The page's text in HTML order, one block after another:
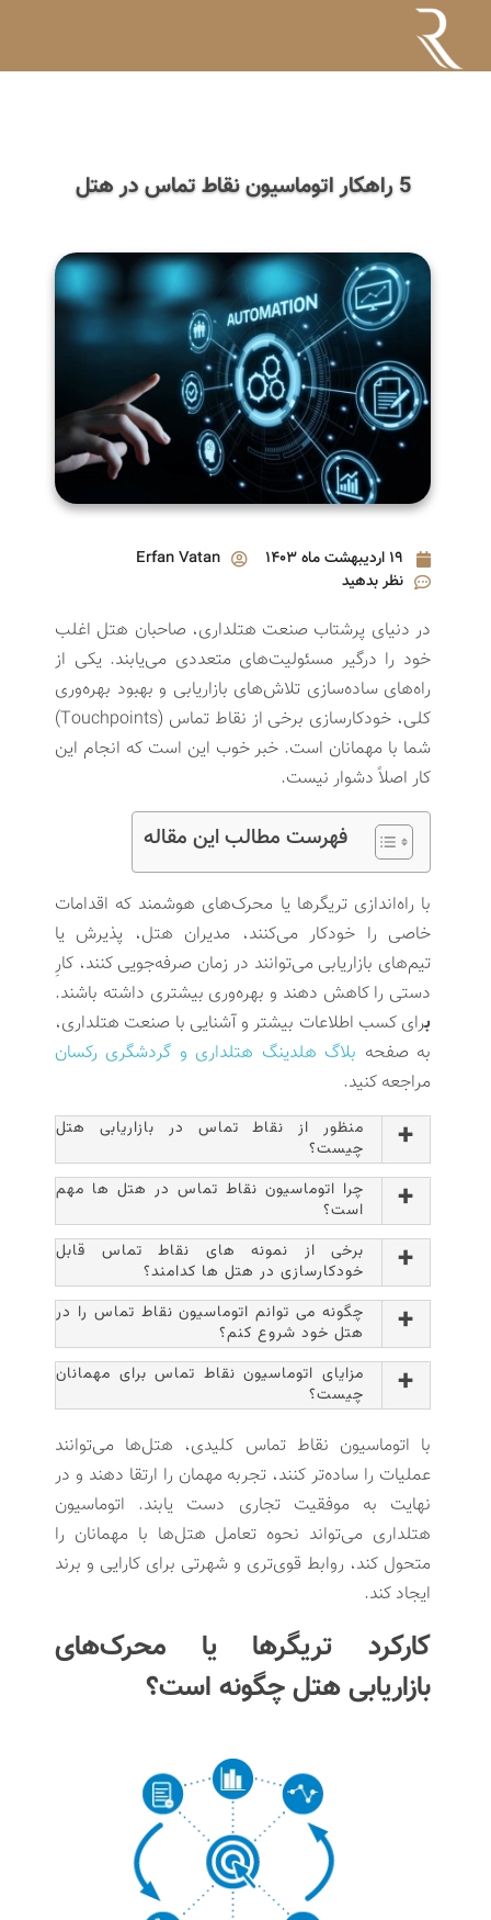
5 راهکار اتوماسیون نقاط تماس در هتل
۱۹ اردیبهشت ماه ۱۴۰۳
Erfan Vatan
نظر بدهید
در دنیای پرشتاب صنعت هتلداری، صاحبان هتل اغلب
خود را درگیر مسئولیت‌های متعددی می‌یابند. یکی از
راه‌های ساده‌سازی تلاش‌های بازاریابی و بهبود بهره‌وری
کلی، خودکارسازی برخی از نقاط تماس (Touchpoints)
شما با مهمانان است. خبر خوب این است که انجام این
کار اصلاً دشوار نیست.
فهرست مطالب این مقاله
با راه‌اندازی تریگرها یا محرک‌های هوشمند که اقدامات
خاصی را خودکار می‌کنند، مدیران هتل، پذیرش یا
تیم‌های بازاریابی می‌توانند در زمان صرفه‌جویی کنند، کارِ
دستی را کاهش دهند و بهره‌وری بیشتری داشته باشند.
برای کسب اطلاعات بیشتر و آشنایی با صنعت هتلداری،
به صفحه بلاگ هلدینگ هتلداری و گردشگری رکسان
مراجعه کنید.
منظور از نقاط تماس در بازاریابی هتل
چیست؟
چرا اتوماسیون نقاط تماس در هتل ها مهم
است؟
برخی از نمونه های نقاط تماس قابل
خودکارسازی در هتل ها کدامند؟
چگونه می توانم اتوماسیون نقاط تماس را در
هتل خود شروع کنم؟
مزایای اتوماسیون نقاط تماس برای مهمانان
چیست؟
با اتوماسیون نقاط تماس کلیدی، هتل‌ها می‌توانند
عملیات را ساده‌تر کنند، تجربه مهمان را ارتقا دهند و در
نهایت به موفقیت تجاری دست یابند. اتوماسیون
هتلداری می‌تواند نحوه تعامل هتل‌ها با مهمانان را
متحول کند، روابط قوی‌تری و شهرتی برای کارایی و برند
ایجاد کند.
کارکرد تریگرها یا محرک‌های
بازاریابی هتل چگونه است؟